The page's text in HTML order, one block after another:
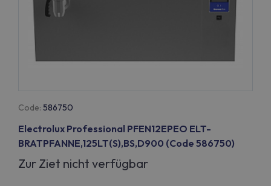
Code: 586750
Electrolux Professional PFEN12EPEO ELT-
BRATPFANNE,125LT(S),BS,D900 (Code 586750)
Zur Ziet nicht verfügbar